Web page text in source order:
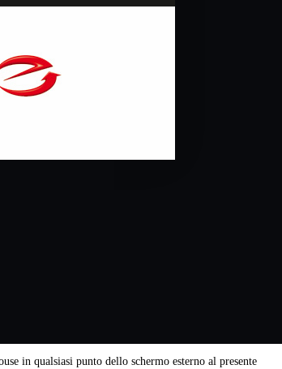
in qualsiasi punto dello schermo esterno al presente